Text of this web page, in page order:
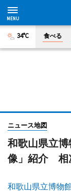
34°C 食べる
ニュース地図
和歌山県立
像」紹介 相
和歌山県立博物